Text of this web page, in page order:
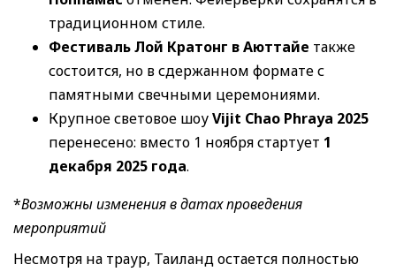
традиционном стиле.
Фестиваль Лой Кратонг в Аюттайе также
состоится, но в сдержанном формате с
памятными свечными церемониями.
Крупное световое шоуVijit Chao Phraya 2025
перенесено: вместо 1 ноября стартует 1
декабря 2025 года.
*Возможны изменения в датах проведения
мероприятий
Несмотря на траур, Таиланд остается полностью